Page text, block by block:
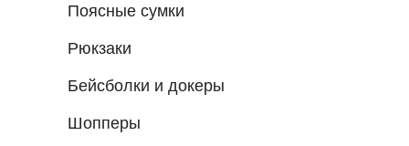
Поясные сумки
Рюкзаки
Бейсболки и докеры
Шопперы